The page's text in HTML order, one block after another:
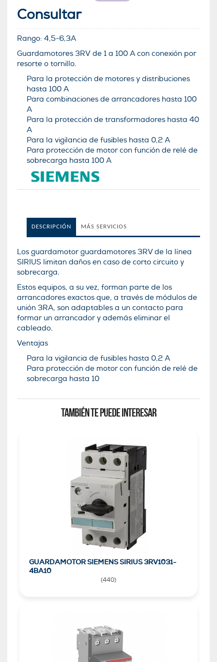
Consultar
Rango: 4,5-6,3A
Guardamotores 3RV de 1 a 100 A con conexión por
resorte o tornillo.
Para la protección de motores y distribuciones
hasta 100 A
Para combinaciones de arrancadores hasta 100
A
Para la protección de transformadores hasta 40
A
Para la vigilancia de fusibles hasta 0,2 A
Para protección de motor con función de relé de
sobrecarga hasta 100 A
DESCRIPCIÓN MÁS SERVICIOS
Los guardamotor guardamotores 3RV de la lí­nea
SIRIUS limitan daños en caso de corto circuito y
sobrecarga.
Estos equipos, a su vez, forman parte de los
arrancadores exactos que, a través de módulos de
unión 3RA, son adaptables a un contacto para
formar un arrancador y además eliminar el
cableado.
Ventajas
Para la vigilancia de fusibles hasta 0,2 A
Para protección de motor con función de relé de
sobrecarga hasta 10
TAMBIÉN TE PUEDE INTERESAR
GUARDAMOTOR SIEMENS SIRIUS 3RV1031-
4BA10
(440)